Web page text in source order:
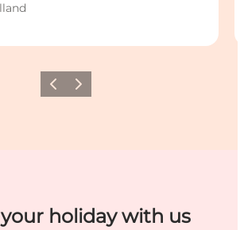
ForrigeNæste
holiday with us